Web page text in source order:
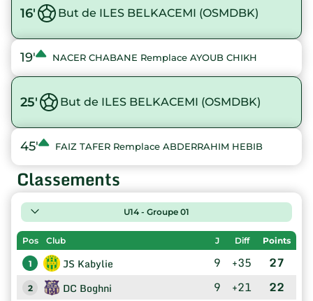
16' But de ILES BELKACEMI (OSMDBK)
19' NACER CHABANE Remplace AYOUB CHIKH
25' But de ILES BELKACEMI (OSMDBK)
45' FAIZ TAFER Remplace ABDERRAHIM HEBIB
Classements
U14 - Groupe 01
Pos Club J Diff Points
1 JS Kabylie 9 +35 27
2 DC Boghni 9 +21 22